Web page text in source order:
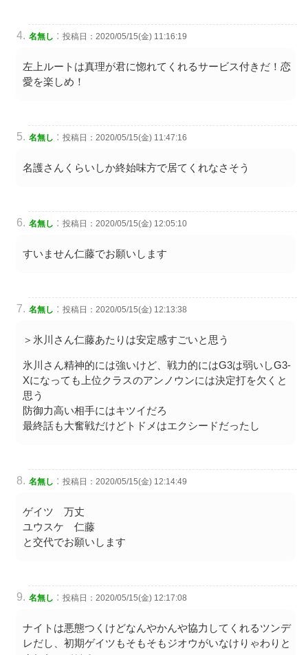
名無し : 投稿日：2020/05/15(金) 11:16:19
左上ルートは真理が君に惚れてくれるサービス付きだ！恋
愛を楽しめ！
名無し : 投稿日：2020/05/15(金) 11:47:16
名護さんくらいしか終始味方で居てくれなさそう
名無し : 投稿日：2020/05/15(金) 12:05:10
すいません仁藤でお願いします
名無し : 投稿日：2020/05/15(金) 12:13:38
＞氷川さん仁藤あたりは安定感すごいと思う
氷川さん精神的には強いけど、戦力的にはG3は弱いしG3-
Xになっても上位クラスのアンノウンには決定打を欠くと
思う
防御力高い相手にはキツイだろ
最終話も大奮戦だけどトドメはエクシードだったし
名無し : 投稿日：2020/05/15(金) 12:14:49
ゲイツ 万丈
ユウスケ 仁藤
と交代でお願いします
名無し : 投稿日：2020/05/15(金) 12:17:08
ナイトは悪態つくけどなんやかんや協力してくれるツンデ
レだし、初期ゲイツもそもそもジオウがいなけりゃわりと